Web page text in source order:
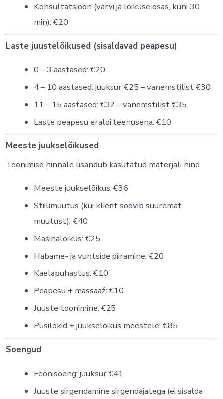
Konsultatsioon (värvi ja lõikuse osas, kuni 30
min): €20
Laste juustelõikused (sisaldavad peapesu)
0 – 3 aastased: €20
4 – 10 aastased: juuksur €25 – vanemstilist €30
11 – 15 aastased: €32 – vanemstilist €35
Laste peapesu eraldi teenusena: €10
Meeste juukselõikused
Toonimise hinnale lisandub kasutatud materjali hind
Meeste juukselõikus: €36
Stiilimuutus (kui klient soovib suuremat
muutust): €40
Masinalõikus: €25
Habame- ja vuntside piiramine: €20
Kaelapuhastus: €10
Peapesu + massaaž: €10
Juuste toonimine: €25
Püsilokid + juukselõikus meestele: €85
Soengud
Föönisoeng: juuksur €41
Juuste sirgendamine sirgendajatega (ei sisalda